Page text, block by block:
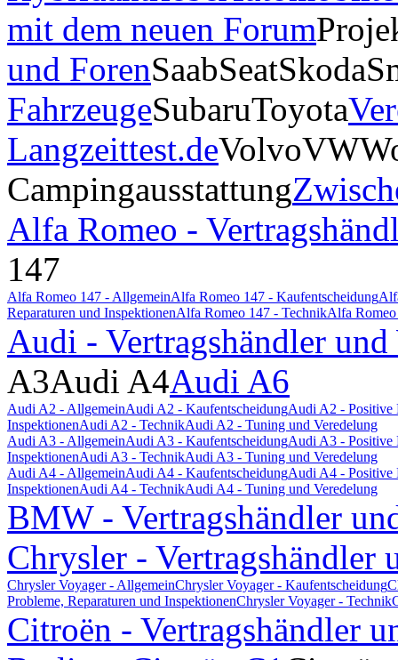
mit dem neuen Forum
und ForenSaabSeatSkoda
FahrzeugeSubaruToyota
Langzeittest.deVolvoVW
Campingausstattung
Alfa Romeo -
147
Alfa Romeo 147 - AllgemeinAlfa Romeo 147 - Kaufentscheidung
Reparaturen und InspektionenAlfa Romeo 147 - TechnikAlfa
Audi - Vertragshändler und
A3Audi A4Audi A6
Audi A2 - AllgemeinAudi A2 - KaufentscheidungAudi A2 - Positive
InspektionenAudi A2 - TechnikAudi A2 - Tuning und Veredelung
Audi A3 - AllgemeinAudi A3 - KaufentscheidungAudi A3 - Positive
InspektionenAudi A3 - TechnikAudi A3 - Tuning und Veredelung
Audi A4 - AllgemeinAudi A4 - KaufentscheidungAudi A4 - Positive
InspektionenAudi A4 - TechnikAudi A4 - Tuning und Veredelung
BMW - Vertragshändler
Chrysler - Vertragshändler
Chrysler Voyager - AllgemeinChrysler Voyager - Kaufentscheidung
Probleme, Reparaturen und InspektionenChrysler Voyager - Technik
Citroën - Vertragshändler